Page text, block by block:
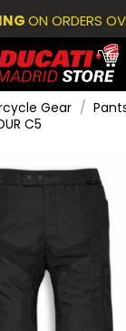
ON ORDERS
Gear
C5